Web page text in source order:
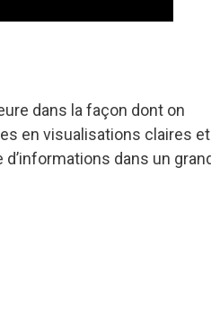
dans la façon dont on
en visualisations claires et
dans un